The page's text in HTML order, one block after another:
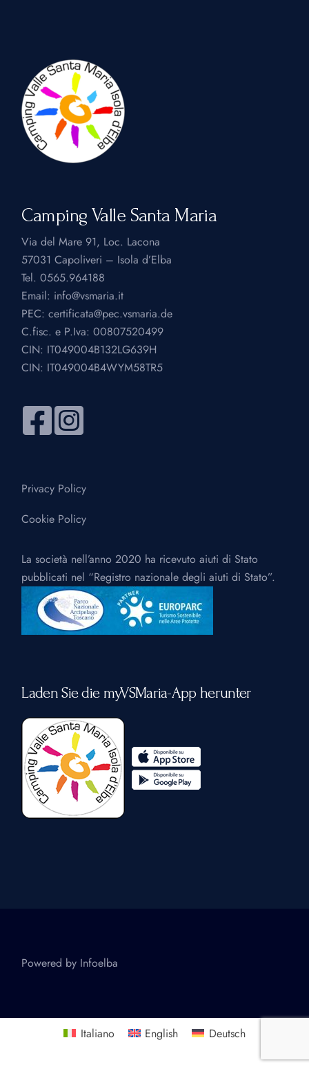
Camping Valle Santa Maria
Via del Mare 91, Loc. Lacona
57031 Capoliveri – Isola d’Elba
Tel.0565.964188
Email: info@vsmaria.it
PEC:certificata@pec.vsmaria.de
C.fisc. e P.Iva: 00807520499
CIN: IT049004B132LG639H
CIN: IT049004B4WYM58TR5
Privacy Policy
Cookie Policy
La società nell’anno 2020 ha ricevuto aiuti di Stato
pubblicati nel “Registro nazionale degli aiuti di Stato”.
Laden Sie die myVSMaria-App herunter
Powered by Infoelba
Italiano English Deutsch